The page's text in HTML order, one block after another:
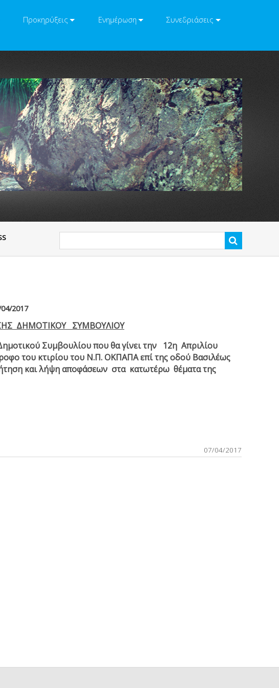
Προκηρύξεις Ενημέρωση
Συνεδριάσεις
2017
ΔΗΜΟΤΙΚΟΥ ΣΥΜΒΟΥΛΙΟΥ
Συμβουλίου που θα γίνει την 12η Απριλίου
του κτιρίου του Ν.Π. ΟΚΠΑΠΑ επί της οδού Βασιλέως
και λήψη αποφάσεων στα κατωτέρω θέματα της
07/04/2017